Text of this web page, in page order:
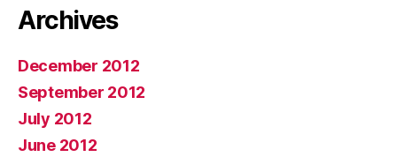
Archives
December 2012
September 2012
July 2012
June 2012